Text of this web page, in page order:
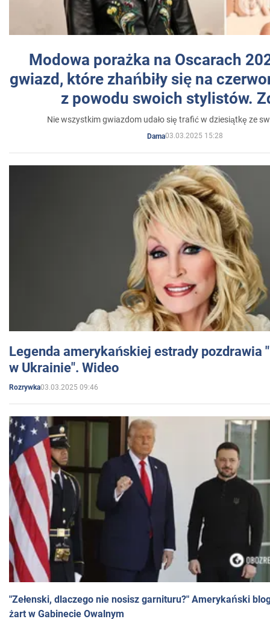
Modowa porażka na Oscarach
gwiazd, które zhańbiły się na
z powodu swoich stylistów.
Nie wszystkim gwiazdom udało się trafić w dziesiątkę ze
Dama03.03.2025 15:28
Legenda amerykańskiej estrady pozdrawia
w Ukrainie". Wideo
Rozrywka03.03.2025 09:46
"Zełenski, dlaczego nie nosisz garnituru?" Amerykański
żart w Gabinecie Owalnym